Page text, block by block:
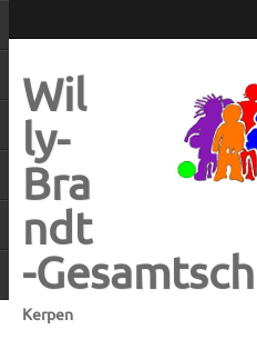
Wil
ly-
Bra
ndt
-
Kerpen